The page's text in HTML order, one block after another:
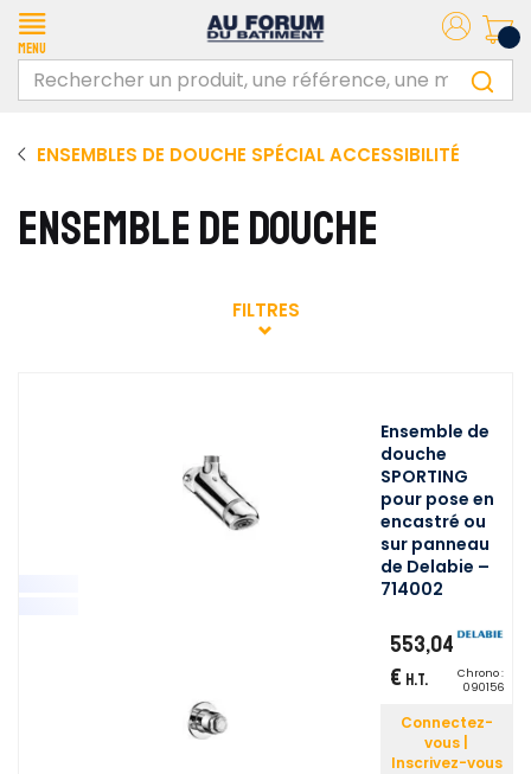
Menu
ENSEMBLES DE DOUCHE SPÉCIAL ACCESSIBILITÉ
ENSEMBLE DE DOUCHE
FILTRES
Ensemble de
douche
SPORTING
pour pose en
encastré ou
sur panneau
de Delabie –
714002
553,04
€ H.T.
Chrono :
090156
Connectez-
vous |
Inscrivez-vous